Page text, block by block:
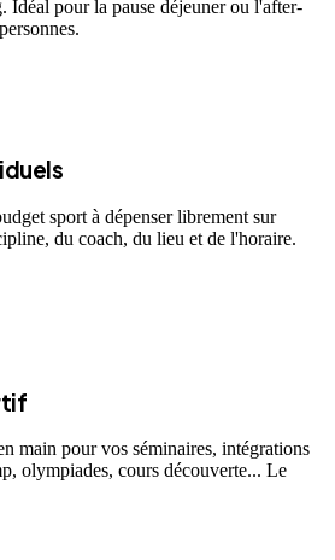
Idéal pour la pause déjeuner ou l'after-
sport à dépenser librement sur
du coach, du lieu et de l'horaire.
main pour vos séminaires, intégrations
olympiades, cours découverte... Le